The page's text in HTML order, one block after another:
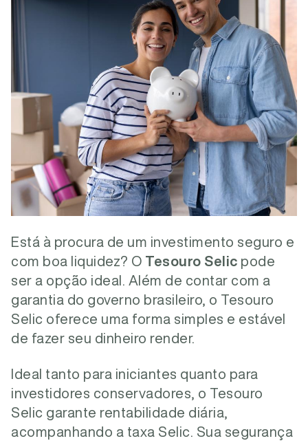
Está à procura de um investimento seguro e
com boa liquidez? O Tesouro Selic pode
ser a opção ideal. Além de contar com a
garantia do governo brasileiro, o Tesouro
Selic oferece uma forma simples e estável
de fazer seu dinheiro render.
Ideal tanto para iniciantes quanto para
investidores conservadores, o Tesouro
Selic garante rentabilidade diária,
acompanhando a taxa Selic. Sua segurança